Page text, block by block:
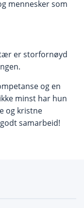
mennesker som
er storfornøyd
og en
minst har hun
og kristne
samarbeid!